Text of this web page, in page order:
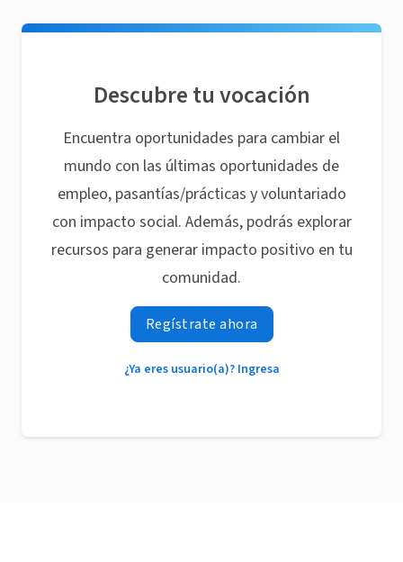
Descubre tu vocación
Encuentra oportunidades para cambiar el
mundo con las últimas oportunidades de
empleo, pasantías/prácticas y voluntariado
con impacto social. Además, podrás explorar
recursos para generar impacto positivo en tu
comunidad.
Regístrate ahora
¿Ya eres usuario(a)? Ingresa